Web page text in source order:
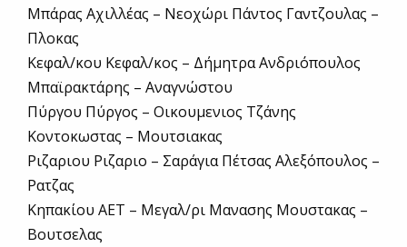
Μπάρας Αχιλλέας – Νεοχώρι Πάντος Γαντζουλας –
Πλοκας
Κεφαλ/κου Κεφαλ/κος – Δήμητρα Ανδριόπουλος
Μπαϊρακτάρης – Αναγνώστου
Πύργου Πύργος – Οικουμενιος Τζάνης
Κοντοκωστας – Μουτσιακας
Ριζαριου Ριζαριο – Σαράγια Πέτσας Αλεξόπουλος –
Ρατζας
Κηπακίου ΑΕΤ – Μεγαλ/ρι Μανασης Μουστακας –
Βουτσελας